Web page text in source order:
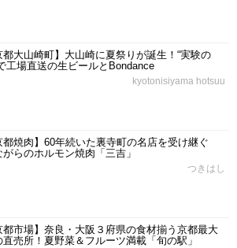
都大山崎町】大山崎に夏祭りが誕生！“実験の
工場直送の生ビールとBondance
kyotonisiyama hotsuu
都焼肉】60年続いた裏寺町の名店を受け継ぐ
がらのホルモン焼肉「三吉」
つきはし
都市場】奈良・大阪３府県の食材揃う京都最大
直売所！夏野菜＆フルーツ満載「旬の駅」